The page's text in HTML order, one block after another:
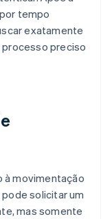
tempo
exatamente
preciso
à movimentação
solicitar um
mas somente